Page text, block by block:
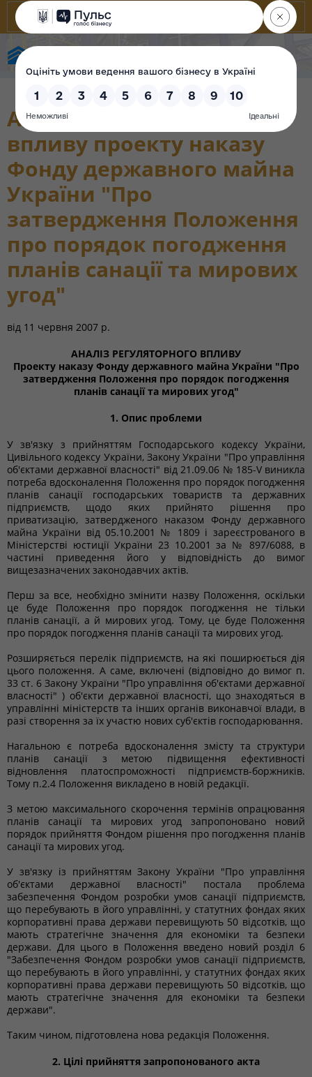
Аналіз регуляторного
впливу проекту наказу
Фонду державного майна
України "Про
затвердження Положення
про порядок погодження
планів санації та мирових
угод"
від 11 червня 2007 р.
АНАЛІЗ РЕГУЛЯТОРНОГО ВПЛИВУ
Проекту наказу Фонду державного майна України "Про
затвердження Положення про порядок погодження
планів санації та мирових угод"
1. Опис проблеми
У зв'язку з прийняттям Господарського кодексу України,
Цивільного кодексу України, Закону України "Про управління
об'єктами державної власності" від 21.09.06 № 185-V виникла
потреба вдосконалення Положення про порядок погодження
планів санації господарських товариств та державних
підприємств, щодо яких прийнято рішення про
приватизацію, затвердженого наказом Фонду державного
майна України від 05.10.2001 № 1809 і зареєстрованого в
Міністерстві юстиції України 23 10.2001 за № 897/6088, в
частині приведення його у відповідність до вимог
вищезазначених законодавчих актів.
Перш за все, необхідно змінити назву Положення, оскільки
це буде Положення про порядок погодження не тільки
планів санації, а й мирових угод. Тому, це буде Положення
про порядок погодження планів санації та мирових угод.
Розширяється перелік підприємств, на які поширюється дія
цього положення. А саме, включені (відповідно до вимог п.
33 ст. 6 Закону України "Про управління об'єктами державної
власності" ) об'єкти державної власності, що знаходяться в
управлінні міністерств та інших органів виконавчої влади, в
разі створення за їх участю нових суб'єктів господарювання.
Нагальною є потреба вдосконалення змісту та структури
планів санації з метою підвищення ефективності
відновлення платоспроможності підприємств-боржників.
Тому п.2.4 Положення викладено в новій редакції.
З метою максимального скорочення термінів опрацювання
планів санації та мирових угод запропоновано новий
порядок прийняття Фондом рішення про погодження планів
санації та мирових угод.
У зв'язку із прийняттям Закону України "Про управління
об'єктами державної власності" постала проблема
забезпечення Фондом розробки умов санації підприємств,
що перебувають в його управлінні, у статутних фондах яких
корпоративні права держави перевищують 50 відсотків, що
мають стратегічне значення для економіки та безпеки
держави. Для цього в Положення введено новий розділ 6
"Забезпечення Фондом розробки умов санації підприємств,
що перебувають в його управлінні, у статутних фондах яких
корпоративні права держави перевищують 50 відсотків, що
мають стратегічне значення для економіки та безпеки
держави".
Таким чином, підготовлена нова редакція Положення.
2. Цілі прийняття запропонованого акта